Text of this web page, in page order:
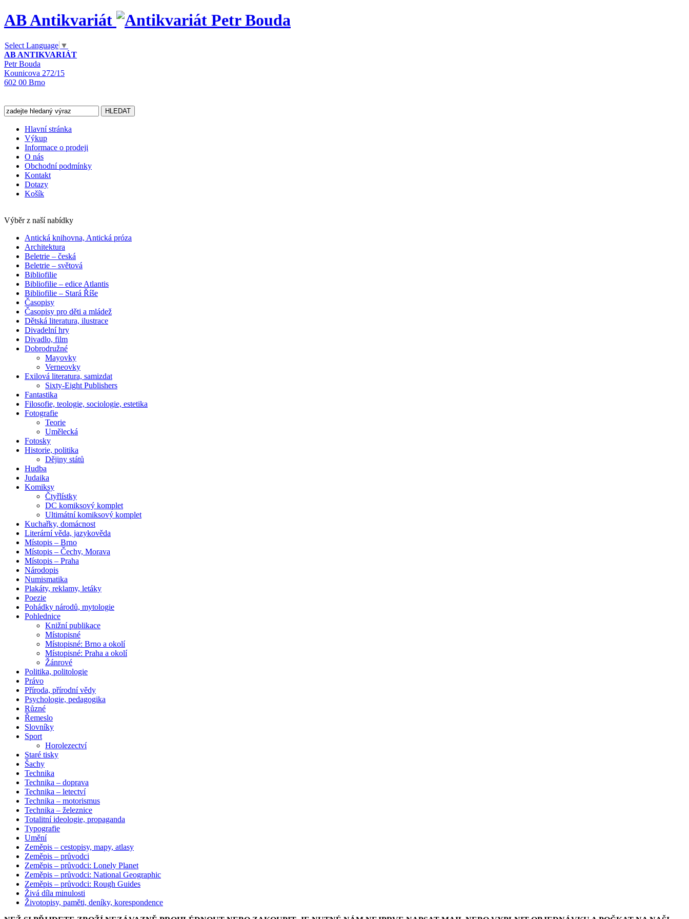
AB Antikvariát
Select Language ▼
AB ANTIKVARIÁT
Petr Bouda
Kounicova 272/15
602 00 Brno
Hlavní stránka
Výkup
Informace o prodeji
O nás
Obchodní podmínky
Kontakt
Dotazy
Košík
Výběr z naší nabídky
Antická knihovna, Antická próza
Architektura
Beletrie – česká
Beletrie – světová
Bibliofilie
Bibliofilie – edice Atlantis
Bibliofilie – Stará Říše
Časopisy
Časopisy pro děti a mládež
Dětská literatura, ilustrace
Divadelní hry
Divadlo, film
Dobrodružné
Mayovky
Verneovky
Exilová literatura, samizdat
Sixty-Eight Publishers
Fantastika
Filosofie, teologie, sociologie, estetika
Fotografie
Teorie
Umělecká
Fotosky
Historie, politika
Dějiny států
Hudba
Judaika
Komiksy
Čtyřlístky
DC komiksový komplet
Ultimátní komiksový komplet
Kuchařky, domácnost
Literární věda, jazykověda
Místopis – Brno
Místopis – Čechy, Morava
Místopis – Praha
Národopis
Numismatika
Plakáty, reklamy, letáky
Poezie
Pohádky národů, mytologie
Pohlednice
Knižní publikace
Místopisné
Místopisné: Brno a okolí
Místopisné: Praha a okolí
Žánrové
Politika, politologie
Právo
Příroda, přírodní vědy
Psychologie, pedagogika
Různé
Řemeslo
Slovníky
Sport
Horolezectví
Staré tisky
Šachy
Technika
Technika – doprava
Technika – letectví
Technika – motorismus
Technika – železnice
Totalitní ideologie, propaganda
Typografie
Umění
Zeměpis – cestopisy, mapy, atlasy
Zeměpis – průvodci
Zeměpis – průvodci: Lonely Planet
Zeměpis – průvodci: National Geographic
Zeměpis – průvodci: Rough Guides
Živá díla minulosti
Životopisy, paměti, deníky, korespondence